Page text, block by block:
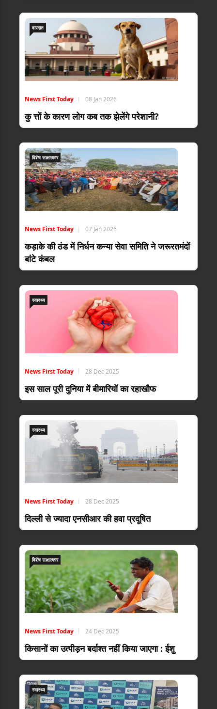
वारदात
News First Today 08 Jan 2026
कु त्तों के कारण लोग कब तक झेलेंगे परेशानी?
विशेष साक्षात्कार
News First Today 07 Jan 2026
कड़ाके की ठंड में निर्धन कन्या सेवा समिति ने जरूरतमंदों
बांटे कंबल
स्वास्थ्य
News First Today 28 Dec 2025
इस साल पूरी दुनिया में बीमारियों का रहाखौफ
स्वास्थ्य
News First Today 28 Dec 2025
दिल्ली से ज्यादा एनसीआर की हवा प्रदूषित
विशेष साक्षात्कार
News First Today 24 Dec 2025
किसानों का उत्पीड़न बर्दाश्त नहीं किया जाएगा : ईशु
स्वास्थ्य